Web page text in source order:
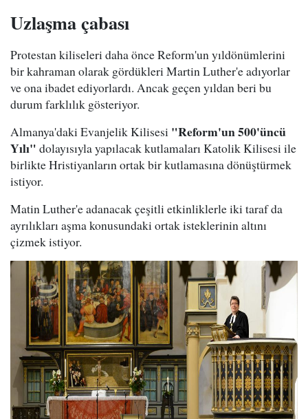
Uzlaşma çabası
Protestan kiliseleri daha önce Reform'un yıldönümlerini
bir kahraman olarak gördükleri Martin Luther'e adıyorlar
ve ona ibadet ediyorlardı. Ancak geçen yıldan beri bu
durum farklılık gösteriyor.
Almanya'daki Evanjelik Kilisesi "Reform'un 500'üncü
Yılı" dolayısıyla yapılacak kutlamaları Katolik Kilisesi ile
birlikte Hristiyanların ortak bir kutlamasına dönüştürmek
istiyor.
Matin Luther'e adanacak çeşitli etkinliklerle iki taraf da
ayrılıkları aşma konusundaki ortak isteklerinin altını
çizmek istiyor.